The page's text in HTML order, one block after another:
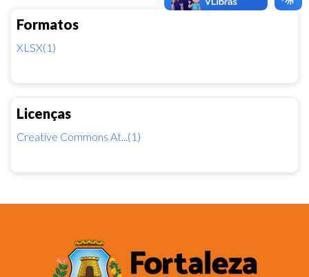
Formatos
XLSX(1)
Licenças
Creative Commons At...(1)